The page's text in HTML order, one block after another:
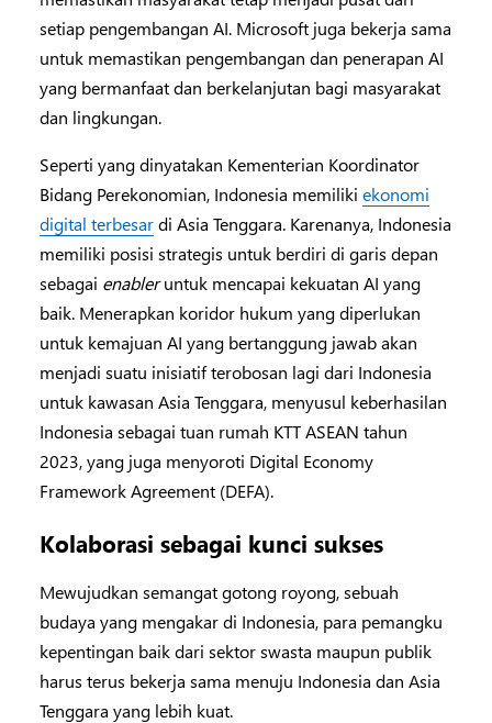
setiap pengembangan AI. Microsoft juga bekerja sama
untuk memastikan pengembangan dan penerapan AI
yang bermanfaat dan berkelanjutan bagi masyarakat
dan lingkungan.
Seperti yang dinyatakan Kementerian Koordinator
Bidang Perekonomian, Indonesia memiliki ekonomi
digital terbesardi Asia Tenggara. Karenanya, Indonesia
memiliki posisi strategis untuk berdiri di garis depan
sebagai enableruntuk mencapai kekuatan AI yang
baik. Menerapkan koridor hukum yang diperlukan
untuk kemajuan AI yang bertanggung jawab akan
menjadi suatu inisiatif terobosan lagi dari Indonesia
untuk kawasan Asia Tenggara, menyusul keberhasilan
Indonesia sebagai tuan rumah KTT ASEAN tahun
2023, yang juga menyoroti Digital Economy
Framework Agreement (DEFA).
Kolaborasi sebagai kunci sukses
Mewujudkan semangat gotong royong, sebuah
budaya yang mengakar di Indonesia, para pemangku
kepentingan baik dari sektor swasta maupun publik
harus terus bekerja sama menuju Indonesia dan Asia
Tenggara yang lebih kuat.